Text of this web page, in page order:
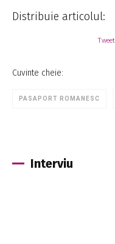
Distribuie articolul:
Tweet
Cuvinte cheie:
PASAPORT ROMANESC
Interviu